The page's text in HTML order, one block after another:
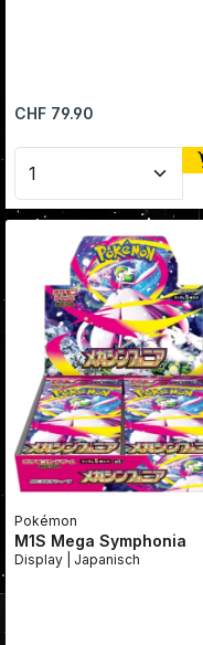
Regulärer Preis:
CHF 79.90
Produkt Anzahl:
Pokémon
M1S Mega Symphonia
Display | Japanisch